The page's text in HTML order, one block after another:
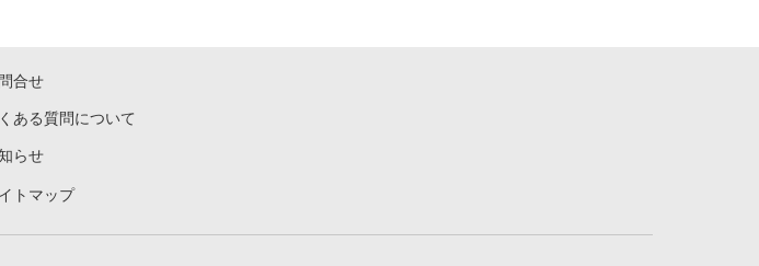
合せ
ある質問について
らせ
トマップ